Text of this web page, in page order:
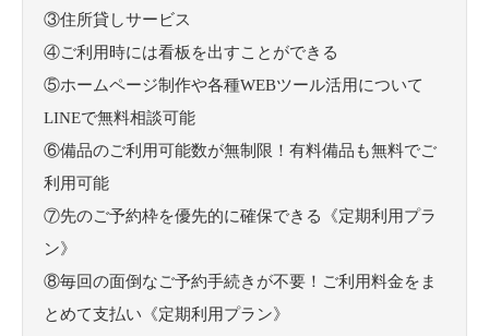
③住所貸しサービス
④ご利用時には看板を出すことができる
⑤ホームページ制作や各種WEBツール活用について
LINEで無料相談可能
⑥備品のご利用可能数が無制限！有料備品も無料でご
利用可能
⑦先のご予約枠を優先的に確保できる《定期利用プラ
ン》
⑧毎回の面倒なご予約手続きが不要！ご利用料金をま
とめて支払い《定期利用プラン》